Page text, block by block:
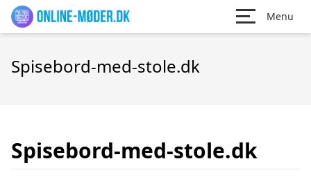
Menu
Spisebord-med-stole.dk
Spisebord-med-stole.dk